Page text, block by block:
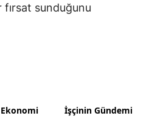
Ardahan
sunduğunu
Ekonomi İşçinin Gündemi